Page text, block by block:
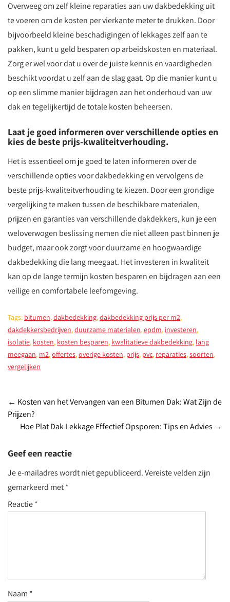
Overweeg om zelf kleine reparaties aan uw dakbedekking uit
te voeren om de kosten per vierkante meter te drukken. Door
bijvoorbeeld kleine beschadigingen of lekkages zelf aan te
pakken, kunt u geld besparen op arbeidskosten en materiaal.
Zorg er wel voor dat u over de juiste kennis en vaardigheden
beschikt voordat u zelf aan de slag gaat. Op die manier kunt u
op een slimme manier bijdragen aan het onderhoud van uw
dak en tegelijkertijd de totale kosten beheersen.
Laat je goed informeren over verschillende opties en
kies de beste prijs-kwaliteitverhouding.
Het is essentieel om je goed te laten informeren over de
verschillende opties voor dakbedekking en vervolgens de
beste prijs-kwaliteitverhouding te kiezen. Door een grondige
vergelijking te maken tussen de beschikbare materialen,
prijzen en garanties van verschillende dakdekkers, kun je een
weloverwogen beslissing nemen die niet alleen past binnen je
budget, maar ook zorgt voor duurzame en hoogwaardige
dakbedekking die lang meegaat. Het investeren in kwaliteit
kan op de lange termijn kosten besparen en bijdragen aan een
veilige en comfortabele leefomgeving.
Tags: bitumen,dakbedekking,dakbedekking prijs per m2,
dakdekkersbedrijven,duurzame materialen,epdm, investeren,
isolatie, kosten, kosten besparen, kwalitatieve dakbedekking, lang
meegaan, m2,offertes,overige kosten, prijs, pvc, reparaties,soorten,
vergelijken
Post
navigation
← Kosten van het Vervangen van een Bitumen Dak: Wat Zijn de
Prijzen?
Hoe Plat Dak Lekkage Effectief Opsporen: Tips en Advies →
Geef een reactie
Je e-mailadres wordt niet gepubliceerd.Vereiste velden zijn
gemarkeerd met*
Reactie*
Naam *